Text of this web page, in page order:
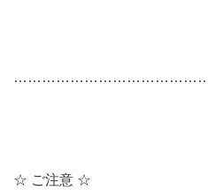
☆ ご注意 ☆